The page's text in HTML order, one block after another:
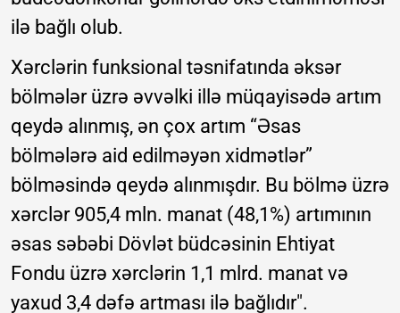
ilə bağlı olub.
Xərclərin funksional təsnifatında əksər
bölmələr üzrə əvvəlki illə müqayisədə artım
qeydə alınmış, ən çox artım “Əsas
bölmələrə aid edilməyən xidmətlər”
bölməsində qeydə alınmışdır. Bu bölmə üzrə
xərclər 905,4 mln. manat (48,1%) artımının
əsas səbəbi Dövlət büdcəsinin Ehtiyat
Fondu üzrə xərclərin 1,1 mlrd. manat və
yaxud 3,4 dəfə artması ilə bağlıdır".